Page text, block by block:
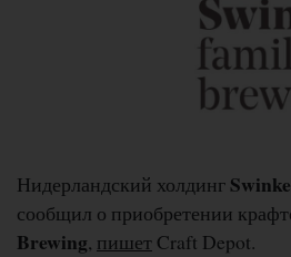
Нидерландский холдинг
сообщил о приобретении
Brewing, пишет Craft Depot.